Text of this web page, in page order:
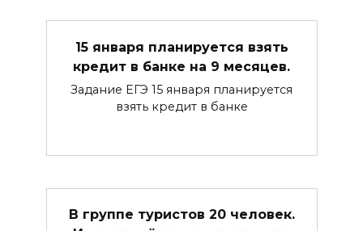
15 января планируется взять
кредит в банке на 9 месяцев.
Задание ЕГЭ 15 января планируется
взять кредит в банке
В группе туристов 20 человек.